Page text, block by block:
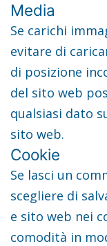
Media
Se carichi
evitare di
di posizione
del sito web
qualsiasi dato
sito web.
Cookie
Se lasci un
scegliere di
e sito web nei
comodità in